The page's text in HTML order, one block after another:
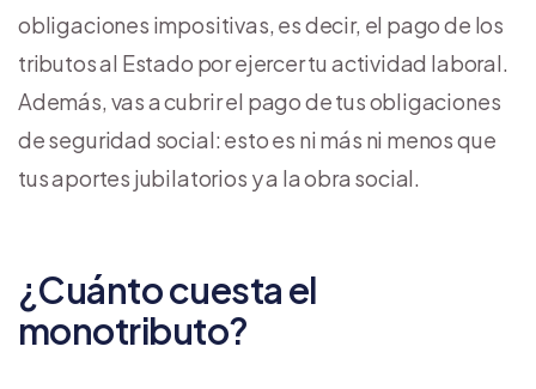
obligaciones impositivas, es decir, el pago de los
tributos al Estado por ejercer tu actividad laboral.
Además, vas a cubrir el pago de tus obligaciones
de seguridad social: esto es ni más ni menos que
tus aportes jubilatorios y a la obra social.
¿Cuánto cuesta el
monotributo?